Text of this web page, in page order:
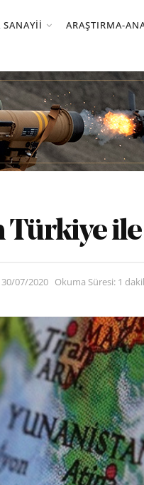
ARAŞTIRMA-
Türkiye
30/07/2020 Okuma Süresi: 1